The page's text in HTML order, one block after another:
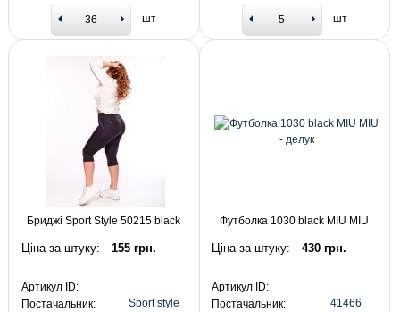
шт шт
Бриджі Sport Style 50215 black
Ціна за штуку: 155 грн.
Артикул ID:
Постачальник:
Sport style
Футболка 1030 black MIU MIU
Ціна за штуку: 430 грн.
Артикул ID:
Постачальник:
41466